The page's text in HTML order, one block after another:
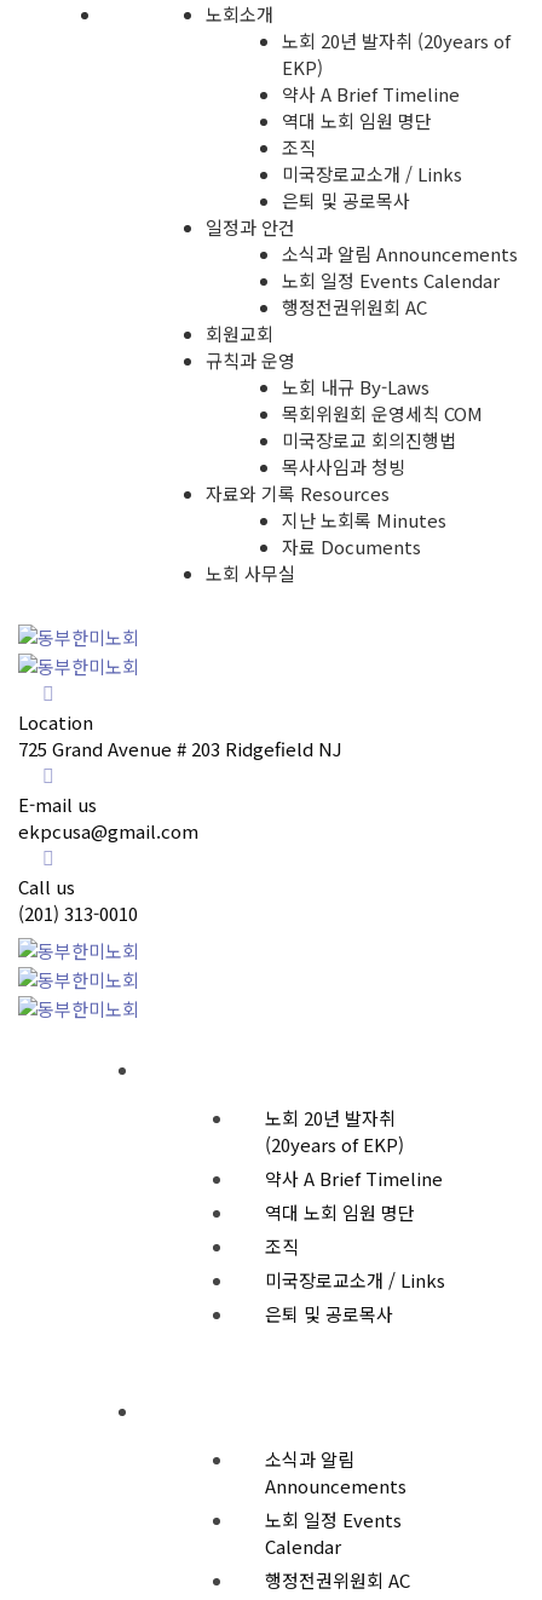
노회소개
노회 20년 발자취 (20years of
EKP)
약사 A Brief Timeline
역대 노회 임원 명단
조직
미국장로교소개 / Links
은퇴 및 공로목사
일정과 안건
소식과 알림 Announcements
노회 일정 Events Calendar
행정전권위원회 AC
회원교회
규칙과 운영
노회 내규 By-Laws
목회위원회 운영세칙 COM
미국장로교 회의진행법
목사사임과 청빙
자료와 기록 Resources
지난 노회록 Minutes
자료 Documents
노회 사무실
Location
725 Grand Avenue # 203 Ridgefield NJ
E-mail us
ekpcusa@gmail.com
Call us
(201) 313-0010
노회 20년 발자취
(20years of EKP)
약사 A Brief Timeline
역대 노회 임원 명단
조직
미국장로교소개 / Links
은퇴 및 공로목사
소식과 알림
Announcements
노회 일정 Events
Calendar
행정전권위원회 AC